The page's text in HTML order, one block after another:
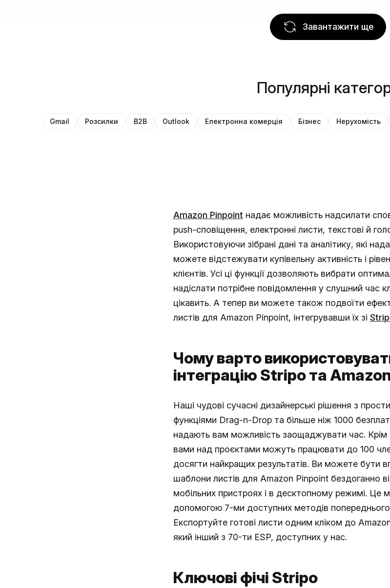
Завантажити ще
Популярні
Gmail Розсилки B2B Outlook Електронна комерція Бізнес Нерухомість
Amazon Pinpoint надає можливість надсилати
push-сповіщення, електронні листи, текстові й
Використовуючи зібрані дані та аналітику, які
можете відстежувати купівельну активність і
клієнтів. Усі ці функції дозволяють вибрати
надіслати потрібне повідомлення у слушний час
цікавить. А тепер ви можете також подвоїти
листів для Amazon Pinpoint, інтегрувавши їх зі
Чому варто
інтеграцію Stripo та
Наші чудові сучасні дизайнерські рішення з
функціями Drag-n-Drop та більше ніж 1000
надають вам можливість заощаджувати час. Крім
вами над проєктами можуть працювати до 100
досягти найкращих результатів. Ви можете бути
шаблони листів для Amazon Pinpoint бездоганно
мобільних пристроях і в десктопному режимі. Це
допомогою 7-ми доступних методів
Експортуйте готові листи одним кліком до
який інший з 70-ти ESP, доступних у нас.
Ключові фічі Stripo